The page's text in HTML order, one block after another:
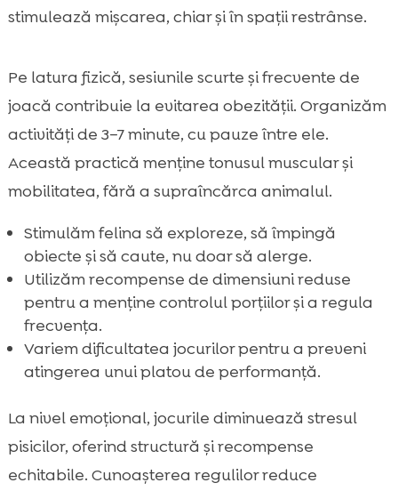
stimulează mișcarea, chiar și în spații restrânse.
Pe latura fizică, sesiunile scurte și frecvente de
joacă contribuie la evitarea obezității. Organizăm
activități de 3–7 minute, cu pauze între ele.
Această practică menține tonusul muscular și
mobilitatea, fără a supraîncărca animalul.
Stimulăm felina să exploreze, să împingă
obiecte și să caute, nu doar să alerge.
Utilizăm recompense de dimensiuni reduse
pentru a menține controlul porțiilor și a regula
frecvența.
Variem dificultatea jocurilor pentru a preveni
atingerea unui platou de performanță.
La nivel emoțional, jocurile diminuează stresul
pisicilor, oferind structură și recompense
echitabile. Cunoașterea regulilor reduce